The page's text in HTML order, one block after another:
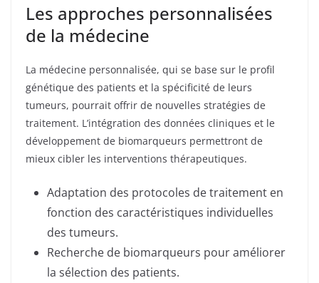
Les approches personnalisées
de la médecine
La médecine personnalisée, qui se base sur le profil
génétique des patients et la spécificité de leurs
tumeurs, pourrait offrir de nouvelles stratégies de
traitement. L’intégration des données cliniques et le
développement de biomarqueurs permettront de
mieux cibler les interventions thérapeutiques.
Adaptation des protocoles de traitement en
fonction des caractéristiques individuelles
des tumeurs.
Recherche de biomarqueurs pour améliorer
la sélection des patients.